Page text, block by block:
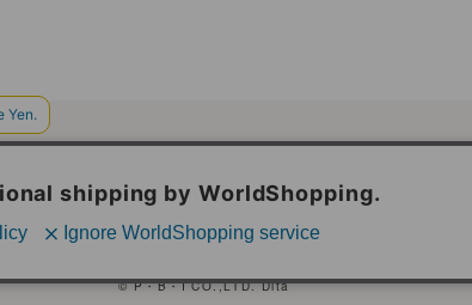
© P・B・I CO.,LTD. Dita